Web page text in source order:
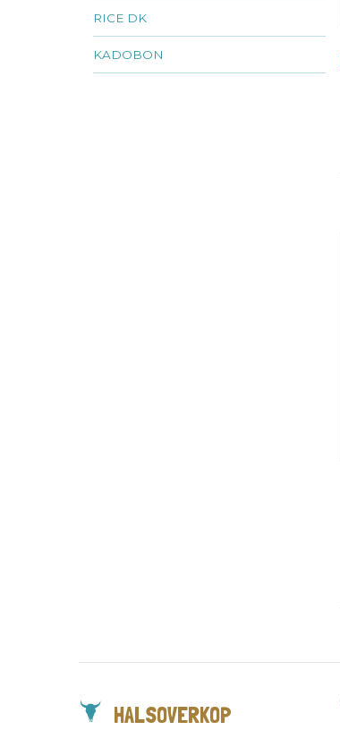
RICE DK
KADOBON
HALSOVERKOP